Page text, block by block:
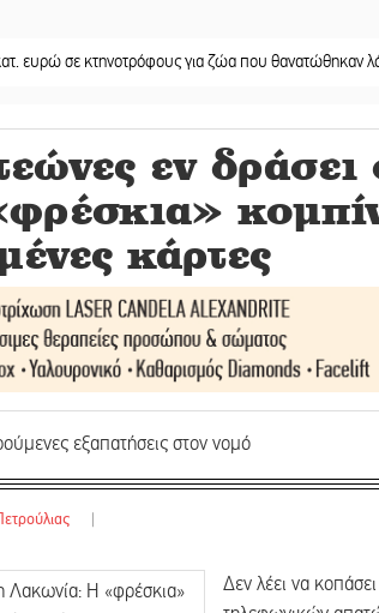
κτηνοτρόφους για ζώα που θανατώθηκαν λόγω
εν δράσει
κάρτες
εξαπατήσεις στον νομό
|
Δεν λέει να